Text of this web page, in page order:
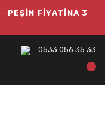
- PEŞİN FİYATİNA 3
0533 056 35 33